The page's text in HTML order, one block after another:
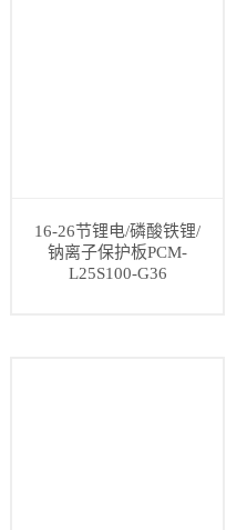
16-26节锂电/磷酸铁锂/
钠离子保护板PCM-
L25S100-G36